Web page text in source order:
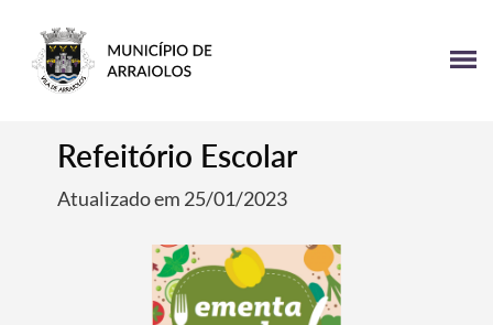
Refeitório Escolar
Atualizado em 25/01/2023